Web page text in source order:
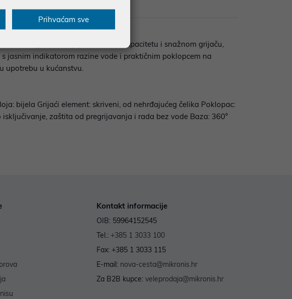
Recenzije
dizajn. Zahvaljujući velikom kapacitetu i snažnom grijaču,
jasnim indikatorom razine vode i praktičnim poklopcem na
upotrebu u kućanstvu.
bijela Grijaći element: skriveni, od nehrđajućeg čelika Poklopac:
zaštita od pregrijavanja i rada bez vode Baza: 360°
Kontakt informacije
OIB: 59964152545
Tel.: +385 1 3033 100
Fax: +385 1 3033 115
E-mail: nova-cesta@mikronis.hr
Za B2B kupce: veleprodaja@mikronis.hr
Prihvaćam sve